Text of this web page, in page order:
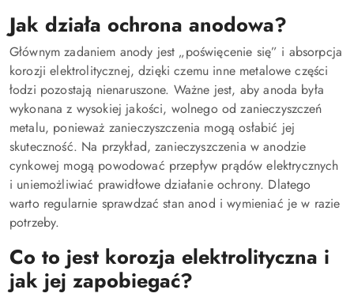
Jak działa ochrona anodowa?
Głównym zadaniem anody jest „poświęcenie się” i absorpcja
korozji elektrolitycznej, dzięki czemu inne metalowe części
łodzi pozostają nienaruszone. Ważne jest, aby anoda była
wykonana z wysokiej jakości, wolnego od zanieczyszczeń
metalu, ponieważ zanieczyszczenia mogą osłabić jej
skuteczność. Na przykład, zanieczyszczenia w anodzie
cynkowej mogą powodować przepływ prądów elektrycznych
i uniemożliwiać prawidłowe działanie ochrony. Dlatego
warto regularnie sprawdzać stan anod i wymieniać je w razie
potrzeby.
Co to jest korozja elektrolityczna i
jak jej zapobiegać?